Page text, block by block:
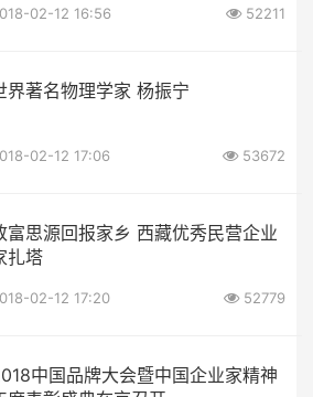
02-12 16:56 52211
界著名物理学家 杨振宁
02-12 17:06 53672
富思源回报家乡 西藏优秀民营企业
扎塔
02-12 17:20 52779
中国品牌大会暨中国企业家精神